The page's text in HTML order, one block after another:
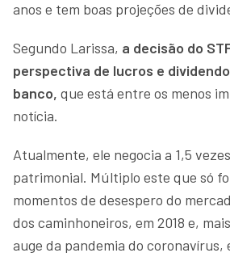
anos e tem boas projeções de
Segundo Larissa, a decisão do
perspectiva de lucros e
banco, que está entre os menos
notícia.
Atualmente, ele negocia a 1,5
patrimonial. Múltiplo este que só
momentos de desespero do
dos caminhoneiros, em 2018 e,
auge da pandemia do coronavírus,